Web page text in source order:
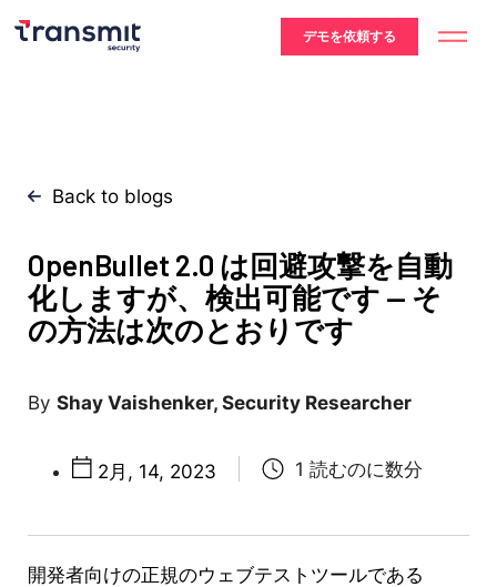
デモを依頼する
Back to blogs
OpenBullet 2.0 は回避攻撃を自動
化しますが、検出可能です — そ
の方法は次のとおりです
Shay Vaishenker, Security Researcher
2月, 14, 2023
開発者向けの正規のウェブテストツールである